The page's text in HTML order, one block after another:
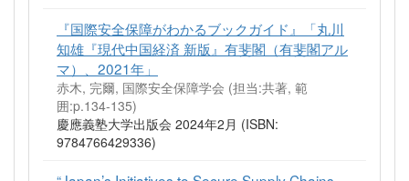
『国際安全保障がわかるブックガイド』「丸川
知雄『現代中国経済 新版』有斐閣（有斐閣アル
マ）、2021年」
赤木, 完爾, 国際安全保障学会 (担当:共著, 範
囲:p.134-135)
慶應義塾大学出版会 2024年2月 (ISBN:
9784766429336)